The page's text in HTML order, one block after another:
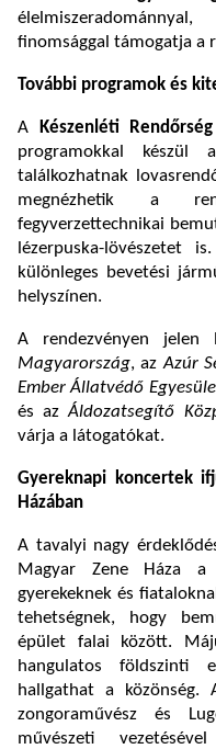
finomsággal támogatja a
További programok és
A Készenléti Rendőrség
programokkal készül
találkozhatnak
megnézhetik a
fegyverzettechnikai
lézerpuska-lövészetet
különleges bevetési
helyszínen.
A rendezvényen
Magyarország, azAzúr
Ember Állatvédő
és azÁldozatsegítő
várja a látogatókat.
Gyereknapi koncertek
Házában
A tavalyi nagy
Magyar Zene Háza
gyerekeknek és
tehetségnek, hogy
épület falai között.
hangulatos földszinti
hallgathat a közönség.
zongoraművész és
művészeti